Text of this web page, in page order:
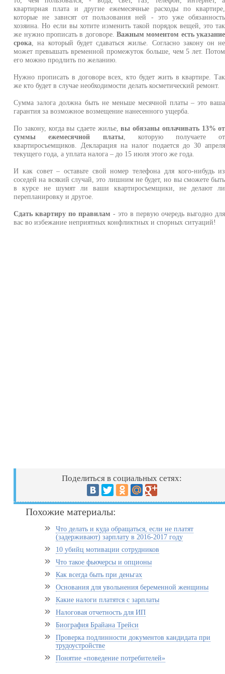
квартирная плата и другие ежемесячные расходы по квартире,
которые не зависят от пользования ней - это уже обязанность
хозяина. Но если вы хотите изменить такой порядок вещей, это так
же нужно прописать в договоре.Важным моментом есть указание
срока , на который будет сдаваться жилье. Согласно закону он не
может превышать временной промежуток больше, чем 5 лет. Потом
его можно продлить по желанию.
Нужно прописать в договоре всех, кто будет жить в квартире. Так
же кто будет в случае необходимости делать косметический ремонт.
Сумма залога должна быть не меньше месячной платы – это ваша
гарантия за возможное возмещение нанесенного ущерба.
По закону, когда вы сдаете жилье,вы обязаны оплачивать 13% от
суммы ежемесячной платы, которую получаете от
квартиросъемщиков. Декларация на налог подается до 30 апреля
текущего года, а уплата налога – до 15 июля этого же года.
И как совет – оставьте свой номер телефона для кого-нибудь из
соседей на всякий случай, это лишним не будет, но вы сможете быть
в курсе не шумят ли ваши квартиросъемщики, не делают ли
перепланировку и другое.
Сдать квартиру по правилам - это в первую очередь выгодно для
вас во избежание неприятных конфликтных и спорных ситуаций!
Поделиться в социальных сетях:
Похожие материалы:
Что делать и куда обращаться, если не платят
(задерживают) зарплату в 2016-2017 году
10 убийц мотивации сотрудников
Что такое фьючерсы и опционы
Как всегда быть при деньгах
Основания для увольнения беременной женщины
Какие налоги платятся с зарплаты
Налоговая отчетность для ИП
Биография Брайана Трейси
Проверка подлинности документов кандидата при
трудоустройстве
Понятие «поведение потребителей»